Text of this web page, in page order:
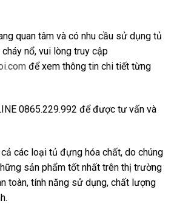
quan tâm và có nhu cầu sử dụng tủ
nổ, vui lòng truy cập
để xem thông tin chi tiết từng
0865.229.992 để được tư vấn và
các loại tủ đựng hóa chất, do chúng
sản phẩm tốt nhất trên thị trường
toàn, tính năng sử dụng, chất lượng